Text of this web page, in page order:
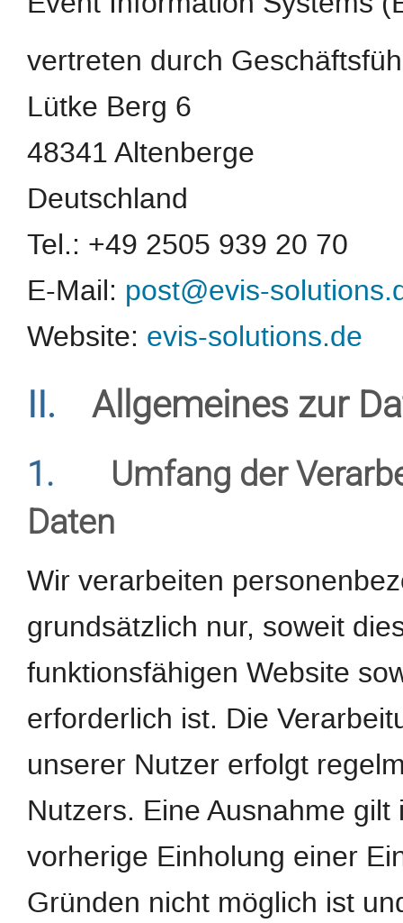
vertreten durch
Lütke Berg 6
48341 Altenberge
Deutschland
Tel.: +49 2505 939 20 70
E-Mail: post@evis-
Website: evis-solutions.de
II. Allgemeines zur
1.
Umfang der
Daten
Wir verarbeiten
grundsätzlich nur, soweit
funktionsfähigen Website
erforderlich ist. Die
unserer Nutzer erfolgt
Nutzers. Eine Ausnahme
vorherige Einholung einer
Gründen nicht möglich ist